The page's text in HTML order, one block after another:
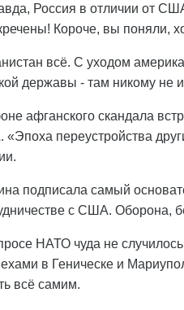
Россия в отличии от
Короче, вы поняли,
всё. С уходом
державы - там никому не
афганского скандала
переустройства
подписала самый
с США. Оборона,
НАТО чуда не
в Геническе и
всё самим.